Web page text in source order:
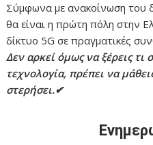
Σύμφωνα με ανακοίνωση του
θα είναι η πρώτη πόλη στην
δίκτυο 5G σε πραγματικές
Δεν αρκεί όμως να ξέρεις τι
τεχνολογία, πρέπει να
στερήσει.✔